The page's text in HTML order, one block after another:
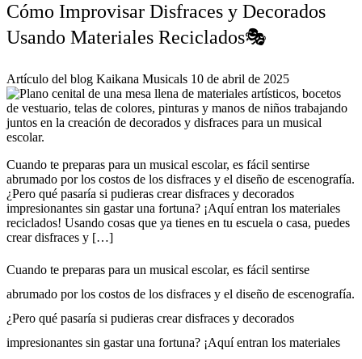
Cómo Improvisar Disfraces y Decorados
Usando Materiales Reciclados🎭
Artículo del blog Kaikana Musicals 10 de abril de 2025
Cuando te preparas para un musical escolar, es fácil sentirse
abrumado por los costos de los disfraces y el diseño de escenografía.
¿Pero qué pasaría si pudieras crear disfraces y decorados
impresionantes sin gastar una fortuna? ¡Aquí entran los materiales
reciclados! Usando cosas que ya tienes en tu escuela o casa, puedes
crear disfraces y […]
Cuando te preparas para un musical escolar, es fácil sentirse
abrumado por los costos de los disfraces y el diseño de escenografía.
¿Pero qué pasaría si pudieras crear disfraces y decorados
impresionantes sin gastar una fortuna? ¡Aquí entran los materiales